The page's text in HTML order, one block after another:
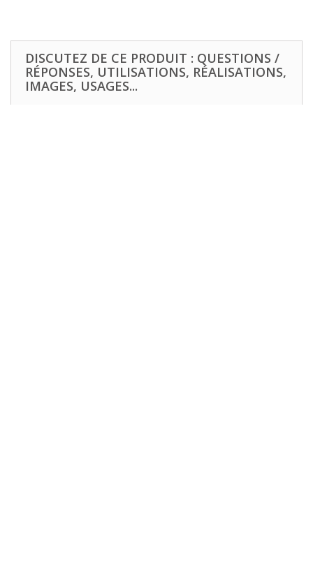
DISCUTEZ DE CE PRODUIT : QUESTIONS /
RÉPONSES, UTILISATIONS, RÉALISATIONS,
IMAGES, USAGES...